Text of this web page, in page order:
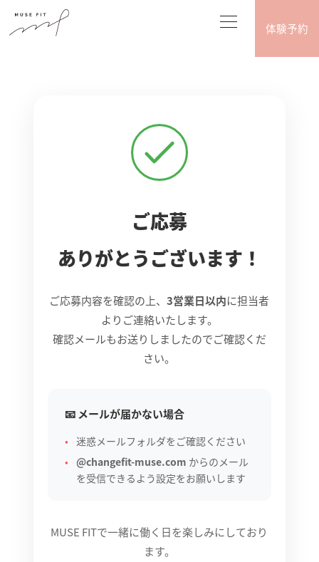
体験予約
ご応募
ありがとうございます！
ご応募内容を確認の上、3営業日以内に担当者
よりご連絡いたします。
確認メールもお送りしましたのでご確認くだ
さい。
📧 メールが届かない場合
迷惑メールフォルダをご確認ください
@changefit-muse.com からのメール
を受信できるよう設定をお願いします
MUSE FITで一緒に働く日を楽しみにしており
ます。